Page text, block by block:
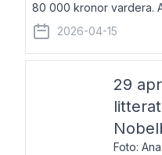
80 000 kronor vardera.
arkeolog, författare,
kultur och samhällsliv. Ut
2026-04-15
29
Foto: